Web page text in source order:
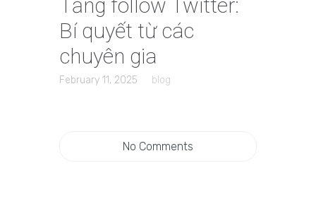
Tăng follow Twitter:
Bí quyết từ các
chuyên gia
February 11, 2025 blog
No Comments